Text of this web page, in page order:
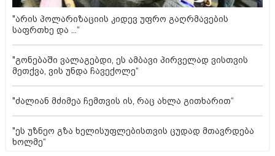
"არის პოლარიზაციის კიდევ უფრო გაღრმავების
საფრთხე და ...“
"გონებაში ვალაგებდი, ეს ამბავი პირველად ვისთვის
მეთქვა, ვის უნდა ჩავექოლე“
"ძალიან მძიმეა ჩემთვის ის, რაც ახლა გითხარით“
"ეს უზნეო გზა ხელისუფლებისთვის ცუდად მთავრდება
ხოლმე“